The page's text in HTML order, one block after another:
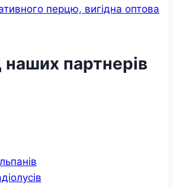
перцю, вигідна оптова
наших партнерів